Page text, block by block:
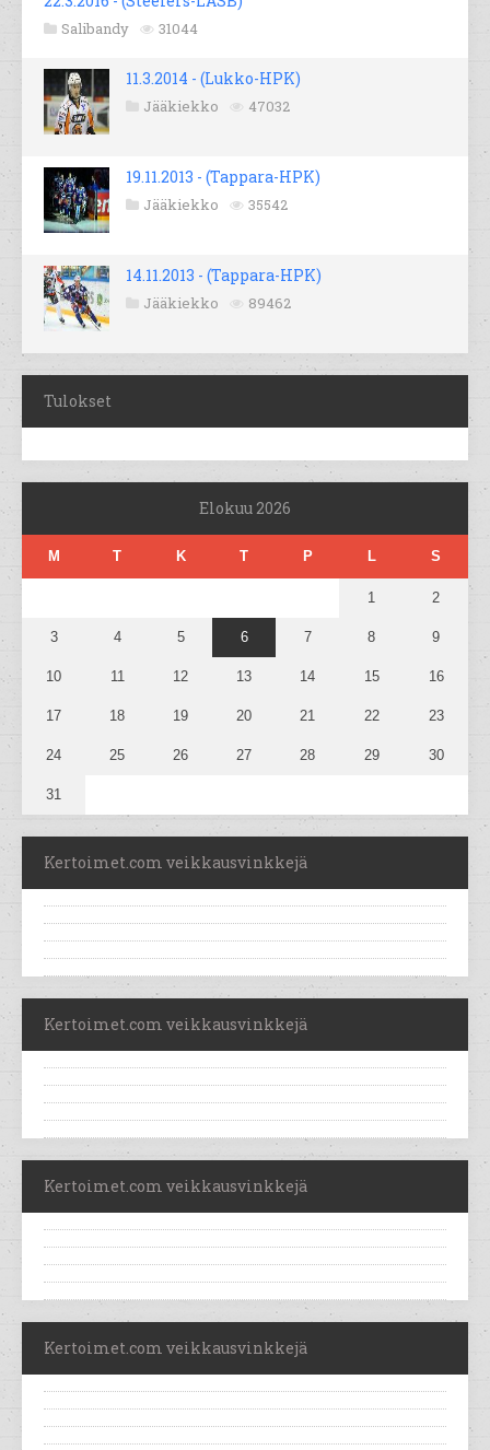
Salibandy 31044
11.3.2014 - (Lukko-HPK)
Jääkiekko 47032
19.11.2013 - (Tappara-HPK)
Jääkiekko 35542
14.11.2013 - (Tappara-HPK)
Jääkiekko 89462
Tulokset
Elokuu 2026
M T K T P L S
1 2
3 4 5 6 7 8 9
10 11 12 13 14 15 16
17 18 19 20 21 22 23
24 25 26 27 28 29 30
31
Kertoimet.com veikkausvinkkejä
Kertoimet.com veikkausvinkkejä
Kertoimet.com veikkausvinkkejä
Kertoimet.com veikkausvinkkejä